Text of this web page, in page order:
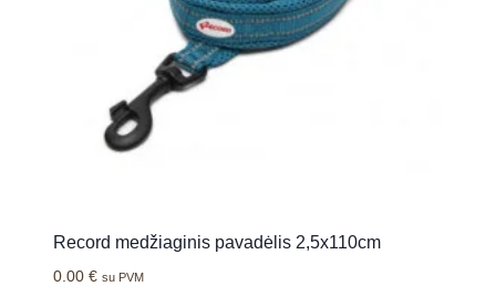
Record medžiaginis pavadėlis 2,5x110cm
0.00 € su PVM